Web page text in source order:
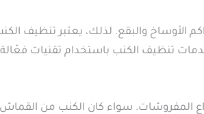
والبقع. لذلك، يعتبر تنظيف
تنظيف الكنب باستخدام تقنيات
سواء كان الكنب من القماش